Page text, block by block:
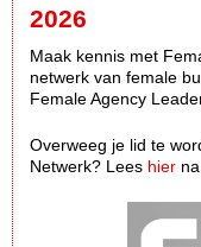
2026
Maak kennis met
netwerk van female
Female Agency
Overweeg je lid te
Netwerk? Lees hier